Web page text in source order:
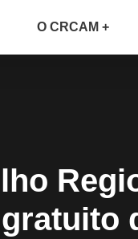
O CRCAM